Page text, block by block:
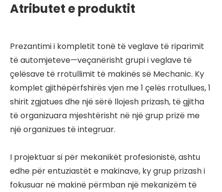
Atributet e produktit
Prezantimi i kompletit tonë të veglave të riparimit
të automjeteve—veçanërisht grupi i veglave të
çelësave të rrotullimit të makinës së Mechanic. Ky
komplet gjithëpërfshirës vjen me 1 çelës rrotullues, 1
shirit zgjatues dhe një sërë llojesh prizash, të gjitha
të organizuara mjeshtërisht në një grup prizë me
një organizues të integruar.
I projektuar si për mekanikët profesionistë, ashtu
edhe për entuziastët e makinave, ky grup prizash i
fokusuar në makinë përmban një mekanizëm të